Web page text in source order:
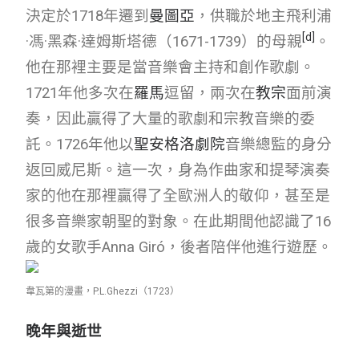
決定於1718年遷到 曼圖亞 ，供職於地主飛利浦
·馮·黑森·達姆斯塔德（1671-1739）的母親[d] 。
他在那裡主要是當音樂會主持和創作歌劇。
1721年他多次在羅馬逗留，兩次在教宗面前演
奏，因此贏得了大量的歌劇和宗教音樂的委
託。1726年他以聖安格洛劇院音樂總監的身分
返回威尼斯。這一次，身為作曲家和提琴演奏
家的他在那裡贏得了全歐洲人的敬仰，甚至是
很多音樂家朝聖的對象。在此期間他認識了16
歲的女歌手Anna Giró，後者陪伴他進行遊歷。
韋瓦第的漫畫，P.L.Ghezzi（1723）
晚年與逝世